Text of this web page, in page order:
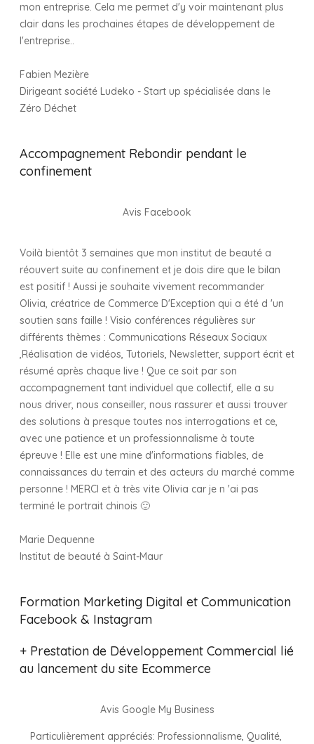
mon entreprise. Cela me permet d'y voir maintenant plus
clair dans les prochaines étapes de développement de
l'entreprise..
Fabien Mezière
Dirigeant société Ludeko - Start up spécialisée dans le
Zéro Déchet
Accompagnement Rebondir pendant le
confinement
Avis Facebook
Voilà bientôt 3 semaines que mon institut de beauté a
réouvert suite au confinement et je dois dire que le bilan
est positif ! Aussi je souhaite vivement recommander
Olivia, créatrice de Commerce D'Exception qui a été d 'un
soutien sans faille ! Visio conférences régulières sur
différents thèmes : Communications Réseaux Sociaux
,Réalisation de vidéos, Tutoriels, Newsletter, support écrit et
résumé après chaque live ! Que ce soit par son
accompagnement tant individuel que collectif, elle a su
nous driver, nous conseiller, nous rassurer et aussi trouver
des solutions à presque toutes nos interrogations et ce,
avec une patience et un professionnalisme à toute
épreuve ! Elle est une mine d'informations fiables, de
connaissances du terrain et des acteurs du marché comme
personne ! MERCI et à très vite Olivia car je n 'ai pas
terminé le portrait chinois 🙂
Marie Dequenne
Institut de beauté à Saint-Maur
Formation Marketing Digital et Communication
Facebook & Instagram
+ Prestation de Développement Commercial lié
au lancement du site Ecommerce
Avis Google My Business
Particulièrement appréciés: Professionnalisme, Qualité,